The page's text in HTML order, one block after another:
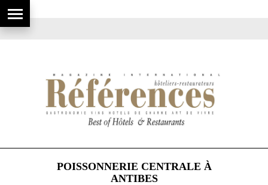
POISSONNERIE CENTRALE À
ANTIBES